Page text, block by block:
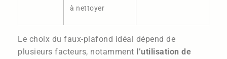
à nettoyer
Le choix du faux-plafond idéal dépend de
plusieurs facteurs, notamment l’utilisation de